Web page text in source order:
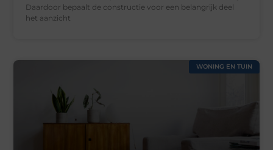
Daardoor bepaalt de constructie voor een belangrijk deel
het aanzicht
WONING EN TUIN